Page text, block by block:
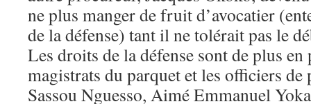
ne plus manger de fruit d’avocatier
de la défense) tant il ne tolérait pas le
Les droits de la défense sont de plus en
magistrats du parquet et les officiers
Sassou Nguesso, Aimé Emmanuel